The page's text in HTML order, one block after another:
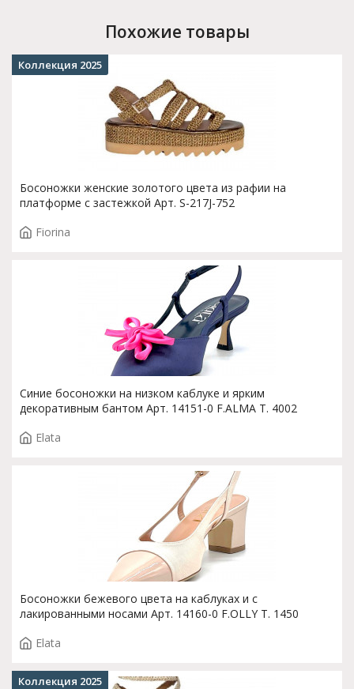
Похожие товары
Босоножки женские золотого цвета из рафии на
платформе с застежкой Арт. S-217J-752
Fiorina
Коллекция 2025
Синие босоножки на низком каблуке и ярким
декоративным бантом Арт. 14151-0 F.ALMA T. 4002
Elata
Босоножки бежевого цвета на каблуках и с
лакированными носами Арт. 14160-0 F.OLLY T. 1450
Elata
Коллекция 2025